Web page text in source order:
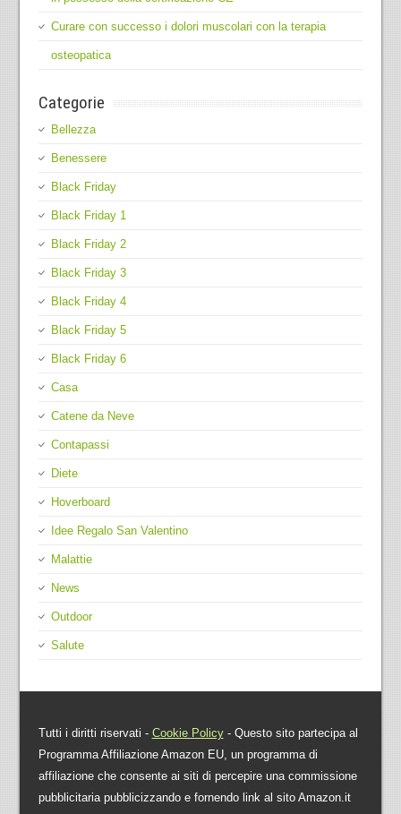
Curare con successo i dolori muscolari con la terapia
osteopatica
Categorie
Bellezza
Benessere
Black Friday
Black Friday 1
Black Friday 2
Black Friday 3
Black Friday 4
Black Friday 5
Black Friday 6
Casa
Catene da Neve
Contapassi
Diete
Hoverboard
Idee Regalo San Valentino
Malattie
News
Outdoor
Salute
Tutti i diritti riservati - Cookie Policy- Questo sito partecipa al
Programma Affiliazione Amazon EU, un programma di
affiliazione che consente ai siti di percepire una commissione
pubblicitaria pubblicizzando e fornendo link al sito Amazon.it